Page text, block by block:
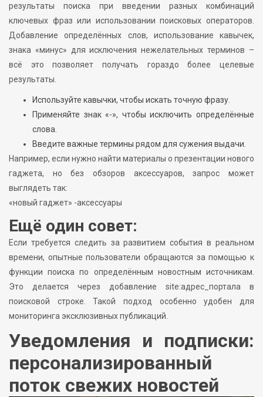
результаты поиска при введении разных комбинаций
ключевых фраз или использовании поисковых операторов.
Добавление определённых слов, использование кавычек,
знака «минус» для исключения нежелательных терминов –
всё это позволяет получать гораздо более целевые
результаты.
Используйте кавычки, чтобы искать точную фразу.
Применяйте знак «-», чтобы исключить определённые
слова.
Введите важные термины рядом для сужения выдачи.
Например, если нужно найти материалы о презентации нового
гаджета, но без обзоров аксессуаров, запрос может
выглядеть так:
«новый гаджет» -аксессуары
Ещё один совет:
Если требуется следить за развитием события в реальном
времени, опытные пользователи обращаются за помощью к
функции поиска по определённым новостным источникам.
Это делается через добавление site:адрес_портала в
поисковой строке. Такой подход особенно удобен для
мониторинга эксклюзивных публикаций.
Уведомления и подписки:
персонализированный
поток свежих новостей